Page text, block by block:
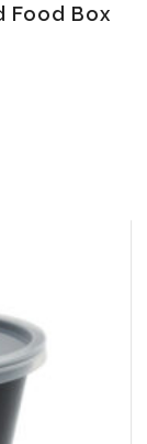
Food Box